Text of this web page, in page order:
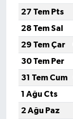
27 Tem Pts
28 Tem Sal
29 Tem Çar
30 Tem Per
31 Tem Cum
1 Ağu Cts
2 Ağu Paz